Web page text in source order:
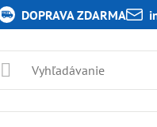
DOPRAVA ZDARMA